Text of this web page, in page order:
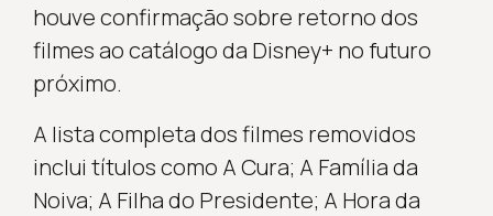
houve confirmação sobre retorno dos
filmes ao catálogo da Disney+ no futuro
próximo.
A lista completa dos filmes removidos
inclui títulos como A Cura; A Família da
Noiva; A Filha do Presidente; A Hora da